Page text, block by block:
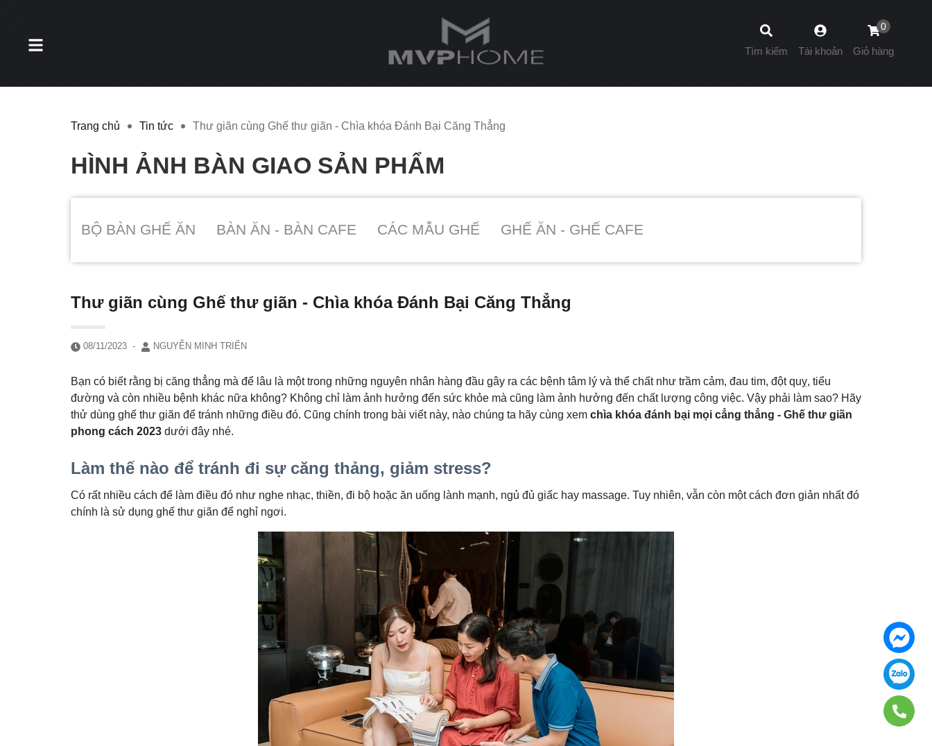
0
Giỏ hàng
Tài khoản
Tìm kiếm
Trang chủ Tin tức Thư giãn cùng Ghế thư giãn - Chìa khóa Đánh Bại Căng Thẳng
HÌNH ẢNH BÀN GIAO SẢN PHẨM
BỘ BÀN GHẾ ĂN BÀN ĂN - BÀN CAFE CÁC MẪU GHẾ GHẾ ĂN - GHẾ CAFE
Thư giãn cùng Ghế thư giãn - Chìa khóa Đánh Bại Căng Thẳng
08/11/2023 - NGUYỄN MINH TRIỂN
Bạn có biết rằng bị căng thẳng mà để lâu là một trong những nguyên nhân hàng đầu gây ra các bệnh tâm lý và thể chất như trầm cảm, đau tim, đột quỵ, tiểu
đường và còn nhiều bệnh khác nữa không? Không chỉ làm ảnh hưởng đến sức khỏe mà cũng làm ảnh hưởng đến chất lượng công việc. Vậy phải làm sao? Hãy
thử dùng ghế thư giãn để tránh những điều đó. Cũng chính trong bài viết này, nào chúng ta hãy cùng xem chìa khóa đánh bại mọi cẳng thẳng - Ghế thư giãn
phong cách 2023 dưới đây nhé.
Làm thế nào để tránh đi sự căng thảng, giảm stress?
Có rất nhiều cách để làm điều đó như nghe nhạc, thiền, đi bộ hoặc ăn uống lành mạnh, ngủ đủ giấc hay massage. Tuy nhiên, vẫn còn một cách đơn giản nhất đó
chính là sử dụng ghế thư giãn để nghỉ ngơi.